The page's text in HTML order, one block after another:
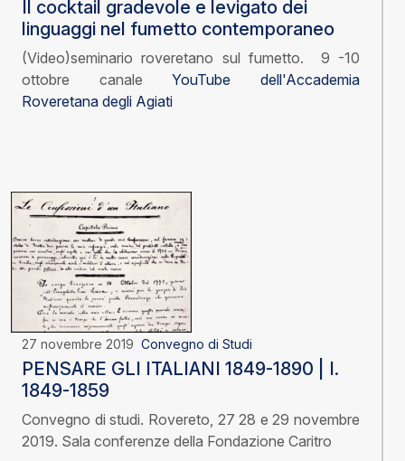
Il cocktail gradevole e levigato dei
linguaggi nel fumetto contemporaneo
(Video)seminario roveretano sul fumetto. 9 -10
ottobre canaleYouTube dell'Accademia
Roveretana degli Agiati
27 novembre 2019 Convegno di Studi
PENSARE GLI ITALIANI 1849-1890 | I.
1849-1859
Convegno di studi. Rovereto, 27 28 e 29 novembre
2019. Sala conferenze della Fondazione Caritro